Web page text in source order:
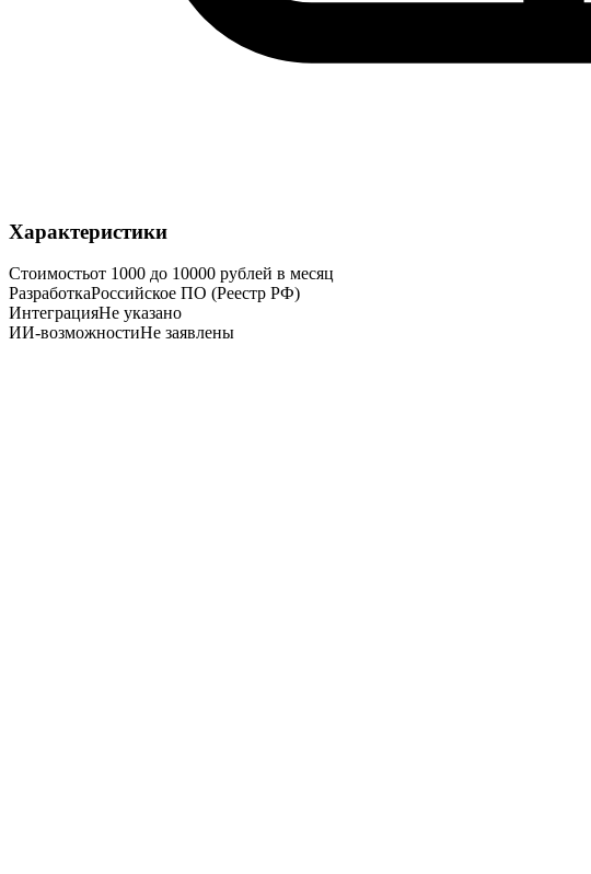
Характеристики
Стоимостьот 1000 до 10000 рублей в месяц
РазработкаРоссийское ПО (Реестр РФ)
ИнтеграцияНе указано
ИИ-возможностиНе заявлены